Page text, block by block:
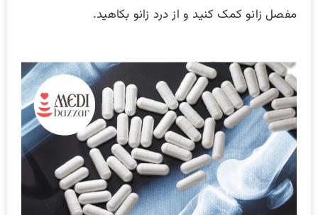
مفصل زانو کمک کنید و از درد زانو بکاهید.